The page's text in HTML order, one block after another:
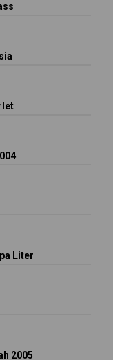
Liter
2005